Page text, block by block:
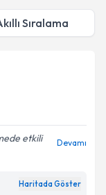
Sıralama
etkili
Devamı
Haritada Göster